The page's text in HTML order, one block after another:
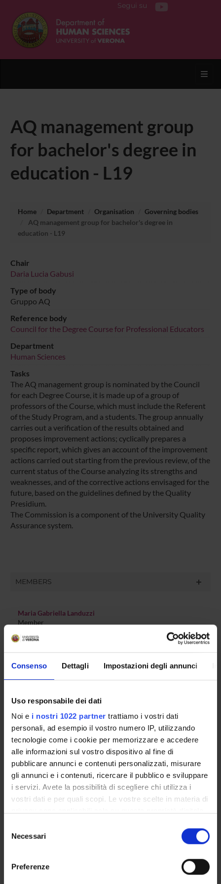
Consenso Dettagli Impostazioni degli annunci
Uso responsabile dei dati
Noi e i nostri 1022 partner trattiamo i vostri dati
personali, ad esempio il vostro numero IP, utilizzando
tecnologie come i cookie per memorizzare e accedere
alle informazioni sul vostro dispositivo al fine di
pubblicare annunci e contenuti personalizzati, misurare
gli annunci e i contenuti, ricercare il pubblico e sviluppare
i servizi. Avete la possibilità di scegliere chi utilizza i
vostri dati e per quali scopi. Le vostre scelte in materia di
modificare o revocare il proprio consenso in qualsiasi
momento dalla Dichiarazione sui cookie o facendo clic
delNecessari
Preferenze
Segui su
AQ management group
for bachelor's degree in
education - L19
Home Department Organisation
Governing bodies
AQ management group for bachelor's degree in
education - L19
Chair
Daria Lucia Gabusi
Type of body
Gruppo AQ
Reference body
Council for the Degree Course for Professional Educators
Department
Human Sciences
Tasks
The AQ management group is nominated by the Council
for each Degree Course, it is made up of a group of
professors of the Course, which must include the Referent
of the Study Program, and a students. The group annually
carries out a verification of the results obtained and
proposes improvement actions; cyclically prepares a
specific report, which gives an account of the improvement
actions carried out starting from the previous review, of the
current status of the Course analyzing its strengths and
weaknesses, and of the corrective actions envisaged for the
future, based on the guidelines defined by the Quality
Presidium.
The Commission is a component of the University Quality
Assurance system.
MEMBERS
Maria Gabriella Landuzzi
Member
Rosanna Cima
Federica De Cordova
Daria Lucia Gabusi
Chair
Beatrice Martini
Rtudent representative
Chiara Sita'
Member
Fabio Vicini
Member
RECORDS AND DOCUMENTS